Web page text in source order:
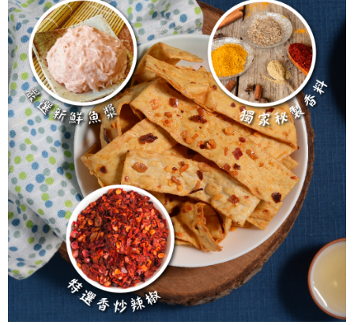
３．未成年的使用者請事先徵得法定代理人或監護人之同意方可使用
「AFTEE先享後付」，若未經同意申辦者引起之損失，本公司不負相關責
任。
４．使用「AFTEE先享後付」時，將依據個別帳號之用戶狀況，依本公司即
時審查核予不同之上限額度；若仍有額度不足之情形，本公司將視審查結果
請求用戶進行身份認證。
５．嚴禁一人註冊多個帳號或使用他人資訊註冊。若發現惡意使用之情形，
恩沛科技股份有限公司將有權停止該用戶之使用額度並採取法律行動。